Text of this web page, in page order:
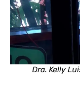
Dra. Kelly